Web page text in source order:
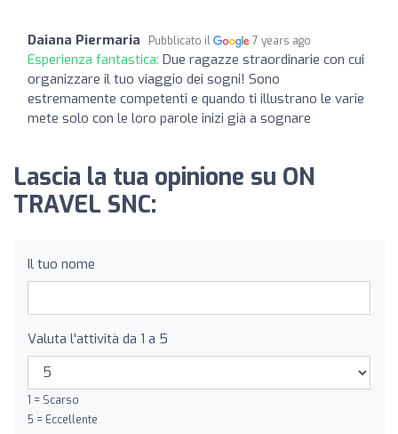
Daiana Piermaria Pubblicato il 7 years ago
Esperienza fantastica: Due ragazze straordinarie con cui
organizzare il tuo viaggio dei sogni! Sono
estremamente competenti e quando ti illustrano le varie
mete solo con le loro parole inizi già a sognare
Lascia la tua opinione su ON
TRAVEL SNC:
Il tuo nome
Valuta l'attività da 1 a 5
1 = Scarso
5 = Eccellente